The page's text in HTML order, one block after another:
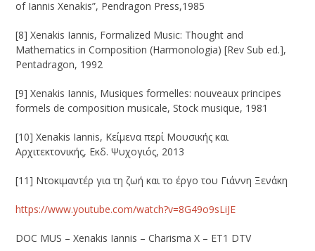
of Iannis Xenakis”, Pendragon Press,1985
[8] Xenakis Iannis, Formalized Music: Thought and
Mathematics in Composition (Harmonologia) [Rev Sub ed.],
Pentadragon, 1992
[9] Xenakis Iannis, Musiques formelles: nouveaux principes
formels de composition musicale, Stock musique, 1981
[10] Xenakis Iannis, Κείμενα περί Μουσικής και
Αρχιτεκτονικής, Εκδ. Ψυχογιός, 2013
[11] Ντοκιμαντέρ για τη ζωή και το έργο του Γιάννη Ξενάκη
https://www.youtube.com/watch?v=8G49o9sLiJE
DOC MUS – Xenakis Iannis – Charisma X – ΕΤ1 DTV